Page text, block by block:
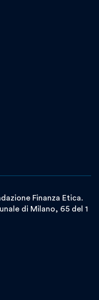
Finanza Etica.
di Milano, 65 del 1